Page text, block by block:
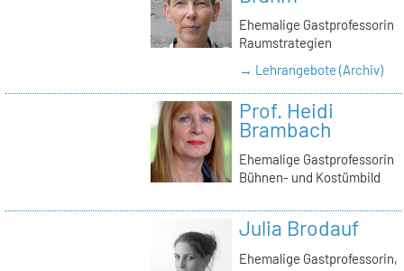
Ehemalige Gastprofessorin
Raumstrategien
→ Lehrangebote (Archiv)
Prof. Heidi
Brambach
Ehemalige Gastprofessorin
Bühnen- und Kostümbild
Julia Brodauf
Ehemalige Gastprofessorin,